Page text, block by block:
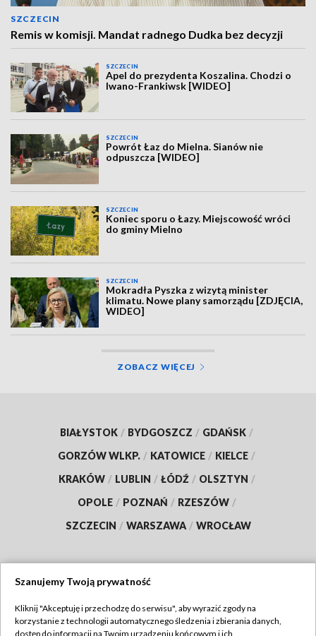
SZCZECIN
Remis w komisji. Mandat radnego Dudka bez decyzji
SZCZECIN
Apel do prezydenta Koszalina. Chodzi o
Iwano-Frankiwsk [WIDEO]
SZCZECIN
Powrót Łaz do Mielna. Sianów nie
odpuszcza [WIDEO]
SZCZECIN
Koniec sporu o Łazy. Miejscowość wróci
do gminy Mielno
SZCZECIN
Mokradła Pyszka z wizytą minister
klimatu. Nowe plany samorządu [ZDJĘCIA,
WIDEO]
ZOBACZ WIĘCEJ
BIAŁYSTOK / BYDGOSZCZ / GDAŃSK /
GORZÓW WLKP. / KATOWICE / KIELCE /
KRAKÓW / LUBLIN / ŁÓDŹ / OLSZTYN /
OPOLE / POZNAŃ / RZESZÓW /
SZCZECIN / WARSZAWA / WROCŁAW
TVP
Szanujemy Twoją prywatność
Kliknij "Akceptuję i przechodzę do serwisu", aby wyrazić zgody na
korzystanie z technologii automatycznego śledzenia i zbierania danych,
dostęp do informacji na Twoim urządzeniu końcowym i ich